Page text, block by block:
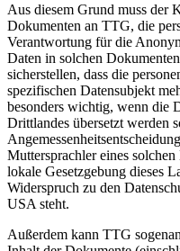
Aus diesem Grund muss der
Dokumenten an TTG, die
Verantwortung für die
Daten in solchen
sicherstellen, dass die
spezifischen Datensubjekt
besonders wichtig, wenn die
Drittlandes übersetzt werden
Muttersprachler eines
lokale Gesetzgebung dieses
Widerspruch zu den
USA steht.
Außerdem kann TTG